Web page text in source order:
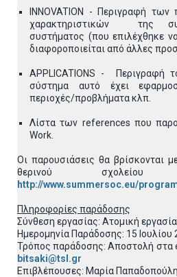
INNOVATION - Περιγραφή
χαρακτηριστικών της
συστήματος (που επιλέχθηκε
διαφοροποιείται από άλλες
APPLICATIONS - Περιγραφή
σύστημα αυτό έχει
περιοχές/προβλήματα κλπ.
Λίστα των references που
Work.
Οι παρουσιάσεις θα βρίσκονται
θερινού
http://www.summersoc.eu/
Πληροφορίες παράδοσης
Σύνθεση εργασίας: Ατομική εργασία
Ημερομηνία Παράδοσης: 15 Ιουλίου
Τρόπος παράδοσης: Αποστολή στα
bitsaki@tsl.gr
Επιβλέπουσες: Μαρία